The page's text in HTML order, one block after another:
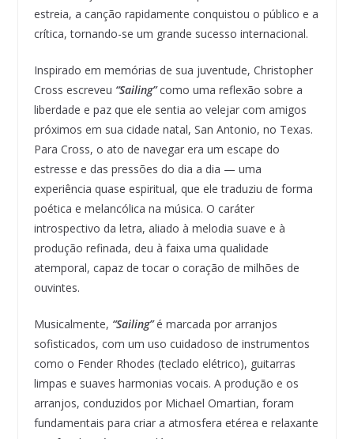
estreia, a canção rapidamente conquistou o público e a
crítica, tornando-se um grande sucesso internacional.
Inspirado em memórias de sua juventude, Christopher
Cross escreveu “Sailing”como uma reflexão sobre a
liberdade e paz que ele sentia ao velejar com amigos
próximos em sua cidade natal, San Antonio, no Texas.
Para Cross, o ato de navegar era um escape do
estresse e das pressões do dia a dia — uma
experiência quase espiritual, que ele traduziu de forma
poética e melancólica na música. O caráter
introspectivo da letra, aliado à melodia suave e à
produção refinada, deu à faixa uma qualidade
atemporal, capaz de tocar o coração de milhões de
ouvintes.
Musicalmente, “Sailing”é marcada por arranjos
sofisticados, com um uso cuidadoso de instrumentos
como o Fender Rhodes (teclado elétrico), guitarras
limpas e suaves harmonias vocais. A produção e os
arranjos, conduzidos por Michael Omartian, foram
fundamentais para criar a atmosfera etérea e relaxante